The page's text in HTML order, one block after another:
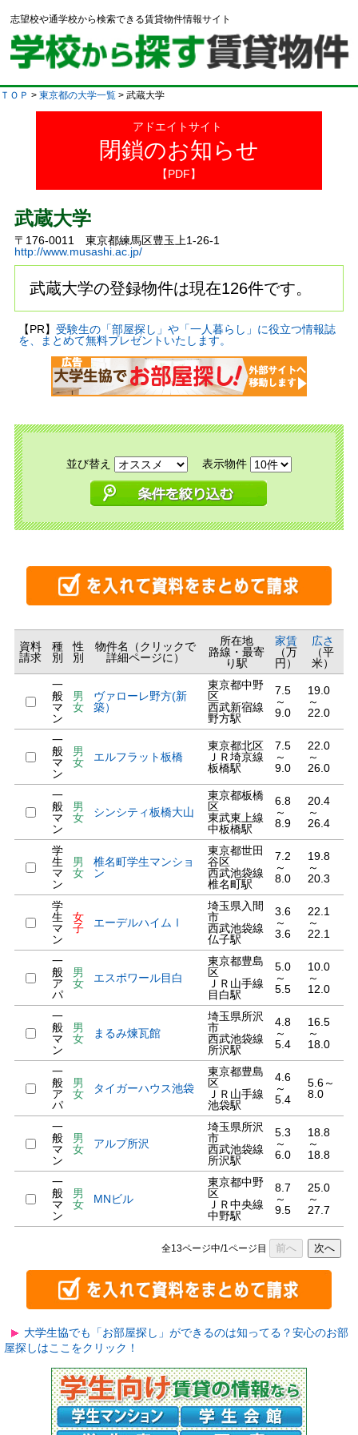
志望校や通学校から検索できる賃貸物件情報サイト
ＴＯＰ > 東京都の大学一覧 > 武蔵大学
アドエイトサイト
閉鎖のお知らせ
【PDF】
武蔵大学
〒176-0011 東京都練馬区豊玉上1-26-1
http://www.musashi.ac.jp/
武蔵大学の登録物件は現在126件です。
【PR】 受験生の「部屋探し」や「一人暮らし」に役立つ情報誌
を、まとめて無料プレゼントいたします。
並び替え 表示物件
資料
請求
種
別
性
別
物件名（クリックで
詳細ページに）
所在地
路線・最寄
り駅
家賃
（万
円）
広さ
（平
米）
一
般
マ
ン
男
女
ヴァローレ野方(新
築）
東京都中野
区
西武新宿線
野方駅
7.5
～
9.0
19.0
～
22.0
一
般
マ
ン
男
女
エルフラット板橋
東京都北区
ＪＲ埼京線
板橋駅
7.5
～
9.0
22.0
～
26.0
一
般
マ
ン
男
女
シンシティ板橋大山
東京都板橋
区
東武東上線
中板橋駅
6.8
～
8.9
20.4
～
26.4
学
生
マ
ン
男
女
椎名町学生マンショ
ン
東京都世田
谷区
西武池袋線
椎名町駅
7.2
～
8.0
19.8
～
20.3
学
生
マ
ン
女
子
エーデルハイムⅠ
埼玉県入間
市
西武池袋線
仏子駅
3.6
～
3.6
22.1
～
22.1
一
般
ア
パ
男
女
エスポワール目白
東京都豊島
区
ＪＲ山手線
目白駅
5.0
～
5.5
10.0
～
12.0
一
般
マ
ン
男
女
まるみ煉瓦館
埼玉県所沢
市
西武池袋線
所沢駅
4.8
～
5.4
16.5
～
18.0
一
般
ア
パ
男
女
タイガーハウス池袋
東京都豊島
区
ＪＲ山手線
池袋駅
4.6
～
5.4
5.6～
8.0
一
般
マ
ン
男
女
アルプ所沢
埼玉県所沢
市
西武池袋線
所沢駅
5.3
～
6.0
18.8
～
18.8
一
般
マ
ン
男
女
MNビル
東京都中野
区
ＪＲ中央線
中野駅
8.7
～
9.5
25.0
～
27.7
全13ページ中/1ページ目 前へ 次へ
大学生協でも「お部屋探し」ができるのは知ってる？安心のお部
屋探しはここをクリック！